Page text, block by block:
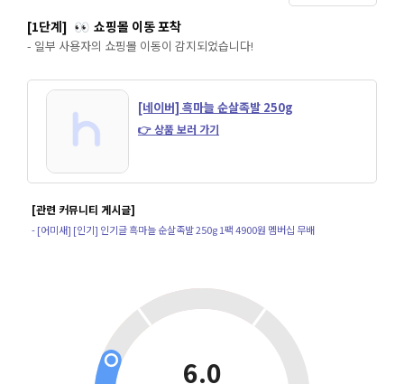
[1단계] 👀 쇼핑몰 이동 포착
- 일부 사용자의 쇼핑몰 이동이 감지되었습니다!
[네이버] 흑마늘 순살족발 250g
👉 상품 보러 가기
[관련 커뮤니티 게시글]
- [어미새] [인기] 인기글 흑마늘 순살족발 250g 1팩 4900원 멤버십 무배
6.0